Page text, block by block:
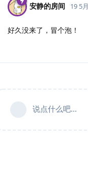
安静的房间 19 5月
好久没来了，冒个泡！
说点什么吧...